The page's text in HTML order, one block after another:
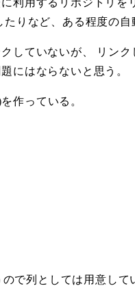
りなど、ある程度の自
していないが、 リン
にはならないと思う。
作っている。
で列としては用意して